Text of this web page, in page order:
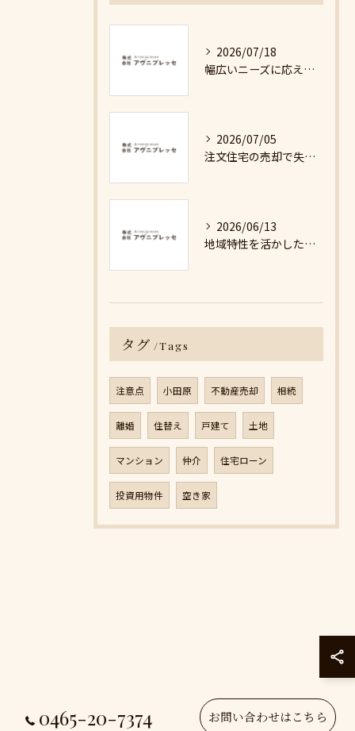
2026/07/18
幅広いニーズに応える不動産売却の現実と対策
2026/07/05
注文住宅の売却で失敗しないための詳細ガイド
2026/06/13
地域特性を活かした最適な不動産売却戦略の秘訣
タグ Tags
注意点 小田原 不動産売却 相続
離婚 住替え 戸建て 土地
マンション 仲介 住宅ローン
投資用物件 空き家
0465-20-7374 お問い合わせはこちら